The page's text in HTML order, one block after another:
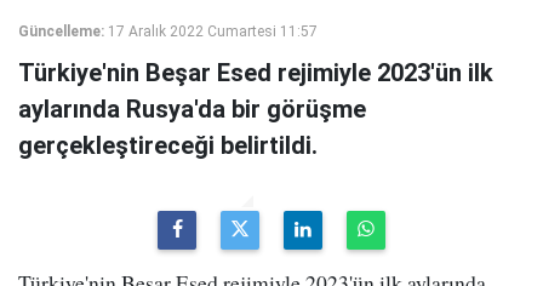
Güncelleme: 17 Aralık 2022 Cumartesi 11:57
Türkiye'nin Beşar Esed rejimiyle 2023'ün ilk
aylarında Rusya'da bir görüşme
gerçekleştireceği belirtildi.